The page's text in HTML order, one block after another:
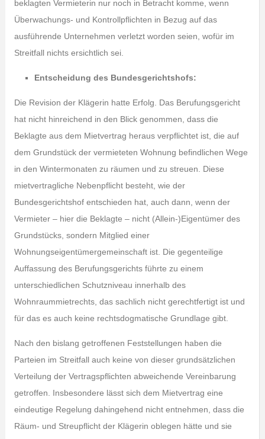
beklagten Vermieterin nur noch in Betracht komme, wenn
Überwachungs- und Kontrollpflichten in Bezug auf das
ausführende Unternehmen verletzt worden seien, wofür im
Streitfall nichts ersichtlich sei.
Entscheidung des Bundesgerichtshofs:
Die Revision der Klägerin hatte Erfolg. Das Berufungsgericht
hat nicht hinreichend in den Blick genommen, dass die
Beklagte aus dem Mietvertrag heraus verpflichtet ist, die auf
dem Grundstück der vermieteten Wohnung befindlichen Wege
in den Wintermonaten zu räumen und zu streuen. Diese
mietvertragliche Nebenpflicht besteht, wie der
Bundesgerichtshof entschieden hat, auch dann, wenn der
Vermieter – hier die Beklagte – nicht (Allein-)Eigentümer des
Grundstücks, sondern Mitglied einer
Wohnungseigentümergemeinschaft ist. Die gegenteilige
Auffassung des Berufungsgerichts führte zu einem
unterschiedlichen Schutzniveau innerhalb des
Wohnraummietrechts, das sachlich nicht gerechtfertigt ist und
für das es auch keine rechtsdogmatische Grundlage gibt.
Nach den bislang getroffenen Feststellungen haben die
Parteien im Streitfall auch keine von dieser grundsätzlichen
Verteilung der Vertragspflichten abweichende Vereinbarung
getroffen. Insbesondere lässt sich dem Mietvertrag eine
eindeutige Regelung dahingehend nicht entnehmen, dass die
Räum- und Streupflicht der Klägerin oblegen hätte und sie